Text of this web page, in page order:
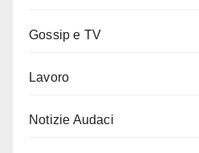
Gossip e TV
Lavoro
Notizie Audaci